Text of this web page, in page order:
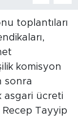
toplantıları
komisyon
sonra
asgari ücreti
Recep Tayyip